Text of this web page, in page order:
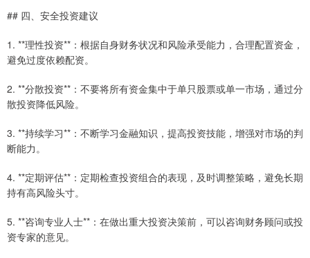
## 四、安全投资建议
1. **理性投资**：根据自身财务状况和风险承受能力，合理配置资金，
避免过度依赖配资。
2. **分散投资**：不要将所有资金集中于单只股票或单一市场，通过分
散投资降低风险。
3. **持续学习**：不断学习金融知识，提高投资技能，增强对市场的判
断能力。
4. **定期评估**：定期检查投资组合的表现，及时调整策略，避免长期
持有高风险头寸。
5. **咨询专业人士**：在做出重大投资决策前，可以咨询财务顾问或投
资专家的意见。